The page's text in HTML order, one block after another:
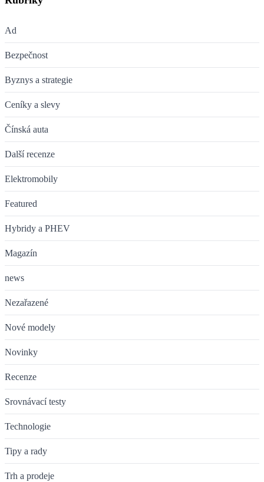
Ad
Bezpečnost
Byznys a strategie
Ceníky a slevy
Čínská auta
Další recenze
Elektromobily
Featured
Hybridy a PHEV
Magazín
news
Nezařazené
Nové modely
Novinky
Recenze
Srovnávací testy
Technologie
Tipy a rady
Trh a prodeje